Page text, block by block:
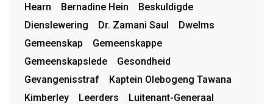
Hearn
Bernadine Hein
Beskuldigde
Dienslewering
Dr. Zamani Saul
Dwelms
Gemeenskap
Gemeenskappe
Gemeenskapslede
Gesondheid
Gevangenisstraf
Kaptein Olebogeng Tawana
Kimberley
Leerders
Luitenant-Generaal